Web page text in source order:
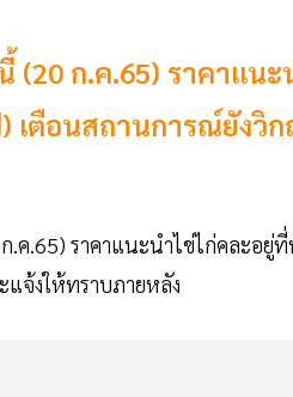
(20 ก.ค.65) ราคาแน
เตือนสถานการณ์ยังวิก
.ค.65) ราคาแนะนำไข่ไก่คละอ
แจ้งให้ทราบภายหลัง